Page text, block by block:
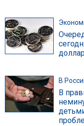
В
В